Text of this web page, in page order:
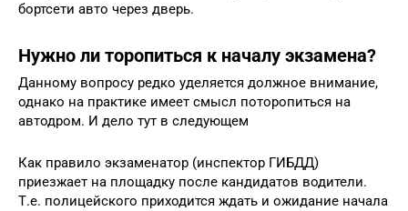
бортсети авто через дверь.
Нужно ли торопиться к началу экзамена?
Данному вопросу редко уделяется должное внимание,
однако на практике имеет смысл поторопиться на
автодром. И дело тут в следующем
Как правило экзаменатор (инспектор ГИБДД)
приезжает на площадку после кандидатов водители.
Т.е. полицейского приходится ждать и ожидание начала